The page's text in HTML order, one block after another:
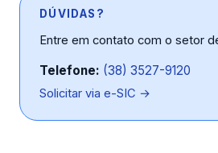
DÚVIDAS?
Entre em contato com o setor
Telefone: (38) 3527-9120
Solicitar via e-SIC →